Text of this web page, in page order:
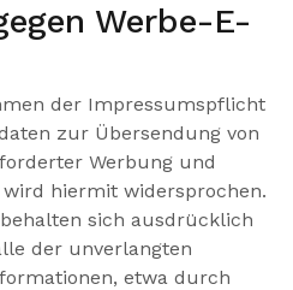
Werbe-E-
der Impressumspflicht
zur Übersendung von
Werbung und
hiermit widersprochen.
sich ausdrücklich
der unverlangten
etwa durch